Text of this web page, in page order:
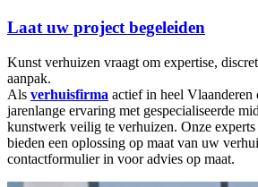
Laat uw project begeleiden
Kunst verhuizen vraagt om expertise,
aanpak.
Als verhuisfirma actief in heel Vlaanderen
jarenlange ervaring met gespecialiseerde
kunstwerk veilig te verhuizen. Onze experts
bieden een oplossing op maat van uw
contactformulier in voor advies op maat.